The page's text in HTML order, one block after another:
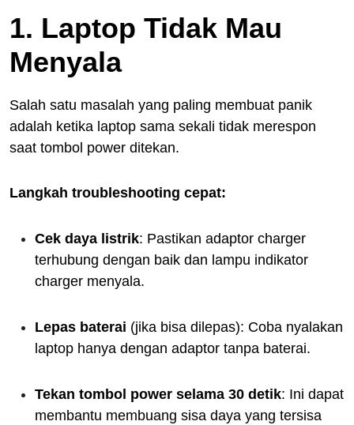
1. Laptop Tidak Mau
Menyala
Salah satu masalah yang paling membuat panik
adalah ketika laptop sama sekali tidak merespon
saat tombol power ditekan.
Langkah troubleshooting cepat:
Cek daya listrik: Pastikan adaptor charger
terhubung dengan baik dan lampu indikator
charger menyala.
Lepas baterai (jika bisa dilepas): Coba nyalakan
laptop hanya dengan adaptor tanpa baterai.
Tekan tombol power selama 30 detik: Ini dapat
membantu membuang sisa daya yang tersisa